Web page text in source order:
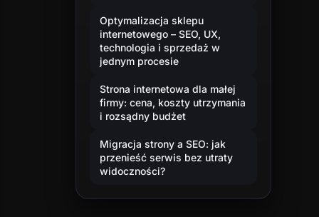
Optymalizacja sklepu
internetowego – SEO, UX,
technologia i sprzedaż w
jednym procesie
Strona internetowa dla małej
firmy: cena, koszty utrzymania
i rozsądny budżet
Migracja strony a SEO: jak
przenieść serwis bez utraty
widoczności?